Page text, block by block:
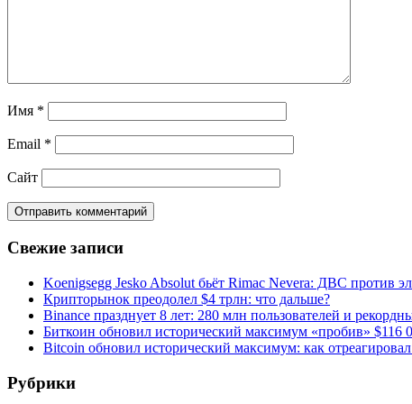
Имя *
Email *
Сайт
Свежие записи
Koenigsegg Jesko Absolut бьёт Rimac Nevera: ДВС против
Крипторынок преодолел $4 трлн: что дальше?
Binance празднует 8 лет: 280 млн пользователей и
Биткоин обновил исторический максимум «пробив» $116
Bitcoin обновил исторический максимум: как
Рубрики